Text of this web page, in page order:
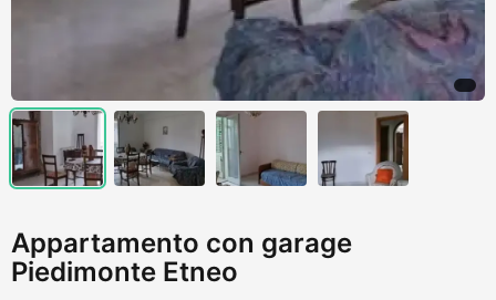
Appartamento con garage
Piedimonte Etneo